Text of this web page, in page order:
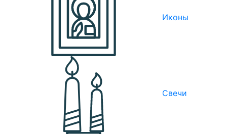
Иконы
Свечи